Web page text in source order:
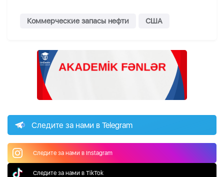
Коммерческие запасы нефти США
Следите за нами в Telegram
Следите за нами в Instagram
Следите за нами в TikTok